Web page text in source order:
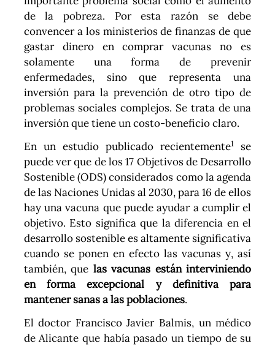
de la pobreza. Por esta razón se debe
convencer a los ministerios de finanzas de que
gastar dinero en comprar vacunas no es
solamente una forma de prevenir
enfermedades, sino que representa una
inversión para la prevención de otro tipo de
problemas sociales complejos. Se trata de una
inversión que tiene un costo-beneficio claro.
En un estudio publicado recientemente1
se
puede ver que de los 17 Objetivos de Desarrollo
Sostenible (ODS) considerados como la agenda
de las Naciones Unidas al 2030, para 16 de ellos
hay una vacuna que puede ayudar a cumplir el
objetivo. Esto significa que la diferencia en el
desarrollo sostenible es altamente significativa
cuando se ponen en efecto las vacunas y, así
también, que las vacunas están interviniendo
en forma excepcional y definitiva para
mantener sanas a las poblaciones.
El doctor Francisco Javier Balmis, un médico
de Alicante que había pasado un tiempo de su